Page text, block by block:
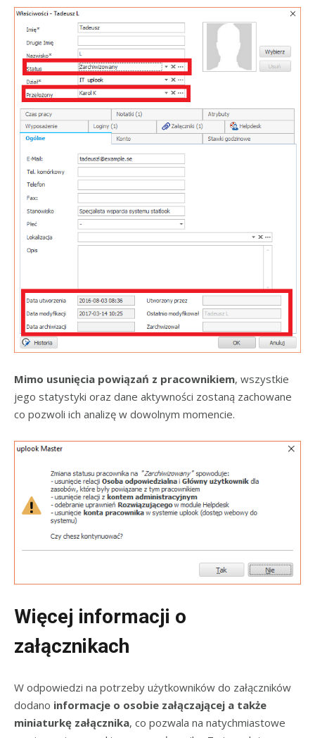
Mimo usunięcia powiązań z pracownikiem, wszystkie
jego statystyki oraz dane aktywności zostaną zachowane
co pozwoli ich analizę w dowolnym momencie.
Więcej informacji o
załącznikach
W odpowiedzi na potrzeby użytkowników do załączników
dodano informacje o osobie załączającej a także
miniaturkę załącznika, co pozwala na natychmiastowe